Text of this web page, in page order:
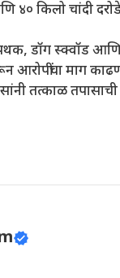
४० किलो चांदी
डॉग स्क्वॉड
आरोपींचा माग
तत्काळ